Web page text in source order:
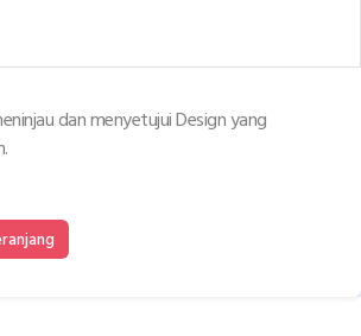
dan menyetujui Design yang